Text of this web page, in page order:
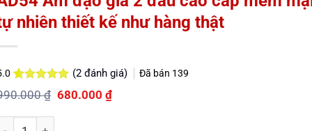
nhiên thiết kế như hàng thật
5.0trên 5
dựa trên
2
(2đánh giá) Đã bán 139
₫ Giá
680.000₫Giá
lượng